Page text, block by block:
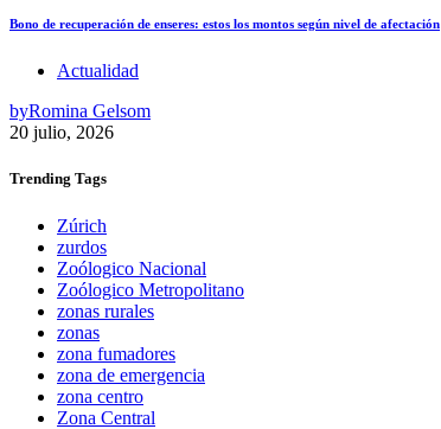
Bono de recuperación de enseres: estos los montos según nivel de afectación
Actualidad
byRomina Gelsom
20 julio, 2026
Trending Tags
Zúrich
zurdos
Zoólogico Nacional
Zoólogico Metropolitano
zonas rurales
zonas
zona fumadores
zona de emergencia
zona centro
Zona Central